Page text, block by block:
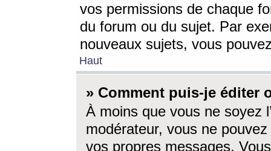
vos permissions de chaque
du forum ou du sujet. Par
nouveaux sujets, vous
Haut
» Comment puis-je éditer
À moins que vous ne soyez
modérateur, vous ne
vos propres messages.